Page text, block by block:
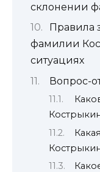
склонении
Правила
фамилии
ситуациях
Вопрос-